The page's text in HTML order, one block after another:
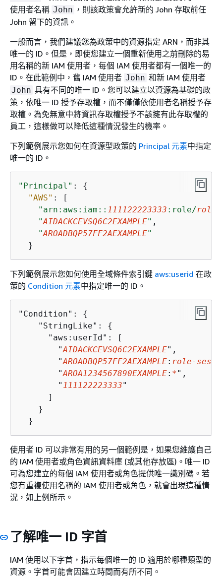
使用者名稱 John ，則該政策會允許新的 John 存取前任
John 留下的資訊。
一般而言，我們建議您為政策中的資源指定 ARN，而非其
唯一的 ID。但是，即使您建立一個重新使用之前刪除的易
用名稱的新 IAM 使用者，每個 IAM 使用者都有一個唯一的
ID。在此範例中，舊 IAM 使用者 John 和新 IAM 使用者
John 具有不同的唯一 ID。您可以建立以資源為基礎的政
策，依唯一 ID 授予存取權，而不僅僅依使用者名稱授予存
取權。為免無意中將資訊存取權授予不該擁有此存取權的
員工，這樣做可以降低這種情況發生的機率。
下列範例展示您如何在資源型政策的 Principal 元素中指定
唯一的 ID。
"Principal" : {
"AWS" : [
"arn:aws:iam:: 111122223333 :role/role-
"AIDACKCEVSQ6C2EXAMPLE" ,
"AROADBQP57FF2AEXAMPLE"
  }
下列範例展示您如何使用全域條件索引鍵 aws:userid 在政
策的 Condition 元素中指定唯一的 ID。
"Condition": {
    "StringLike":
{
      "aws:userId": [
        "
AIDACKCEVSQ6C2EXAMPLE",
        "
AROADBQP57FF2AEXAMPLE: role-
        "
AROA1234567890EXAMPLE: *",
        "
111122223333"
      ]
    }
  }
使用者 ID 可以非常有用的另一個範例是，如果您維護自己
的 IAM 使用者或角色資訊資料庫 (或其他存放區)。唯一 ID
可為您建立的每個 IAM 使用者或角色提供唯一識別碼。若
您有重複使用名稱的 IAM 使用者或角色，就會出現這種情
況，如上例所示。
了解唯一 ID 字首
IAM 使用以下字首，指示每個唯一的 ID 適用於哪種類型的
資源。字首可能會因建立時間而有所不同。